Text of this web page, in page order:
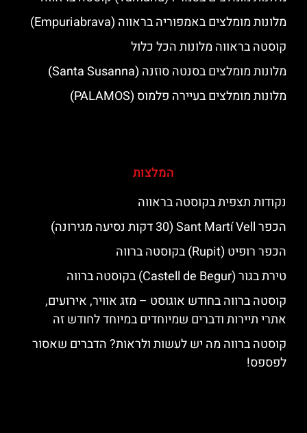
מלונות מומלצים באמפוריה בראווה (Empuriabrava)
קוסטה בראווה מלונות הכל כלול
מלונות מומלצים בסנטה סוזנה (Santa Susanna)
מלונות מומלצים בעיירה פלמוס (PALAMOS)
המלצות
נקודות תצפית בקוסטה בראווה
הכפר Sant Martí Vell (30 דקות נסיעה מגירונה)
הכפר רופיט (Rupit) בקוסטה ברווה
טירת בגור (Castell de Begur) בקוסטה ברווה
קוסטה ברווה בחודש אוגוסט – מזג אוויר, אירועים,
אתרי תיירות ודברים שמיוחדים במיוחד לחודש זה
קוסטה ברווה מה יש לעשות ולראות? הדברים שאסור
לפספס!